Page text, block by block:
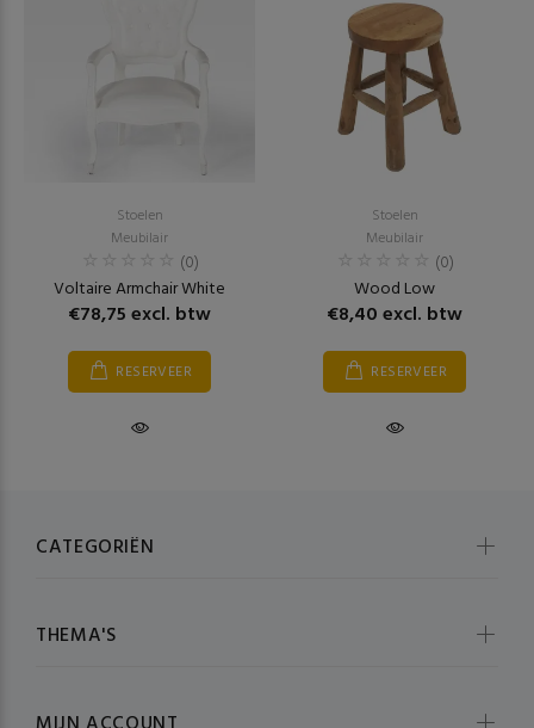
Stoelen
Meubilair
(0)
Voltaire Armchair White
€78,75 excl. btw
RESERVEER
Stoelen
Meubilair
(0)
Wood Low
€8,40 excl. btw
RESERVEER
CATEGORIËN
THEMA'S